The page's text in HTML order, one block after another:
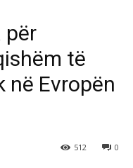
për
të
Evropën
0
512